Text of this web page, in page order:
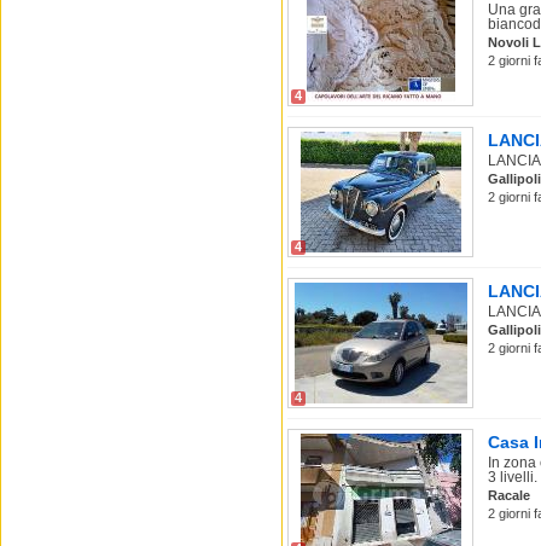
4
Una
Novoli
2 giorni
4
Gallipoli
2 giorni
4
Gallipoli
2 giorni
Casa
In
3 livelli.
Racale
2 giorni